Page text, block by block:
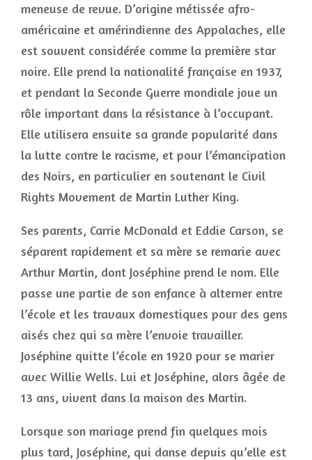
meneuse de revue. D’origine métissée afro-
américaine et amérindienne des Appalaches, elle
est souvent considérée comme la première star
noire. Elle prend la nationalité française en 1937,
et pendant la Seconde Guerre mondiale joue un
rôle important dans la résistance à l’occupant.
Elle utilisera ensuite sa grande popularité dans
la lutte contre le racisme, et pour l’émancipation
des Noirs, en particulier en soutenant le Civil
Rights Movement de Martin Luther King.
Ses parents, Carrie McDonald et Eddie Carson, se
séparent rapidement et sa mère se remarie avec
Arthur Martin, dont Joséphine prend le nom. Elle
passe une partie de son enfance à alterner entre
l’école et les travaux domestiques pour des gens
aisés chez qui sa mère l’envoie travailler.
Joséphine quitte l’école en 1920 pour se marier
avec Willie Wells. Lui et Joséphine, alors âgée de
13 ans, vivent dans la maison des Martin.
Lorsque son mariage prend fin quelques mois
plus tard, Joséphine, qui danse depuis qu’elle est